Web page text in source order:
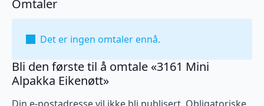
Omtaler
Det er ingen omtaler ennå.
Bli den første til å omtale «3161 Mini
Alpakka Eikenøtt»